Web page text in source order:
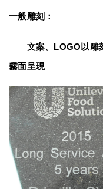
一般雕刻：
文案、LOGO以雕刻
霧面呈現